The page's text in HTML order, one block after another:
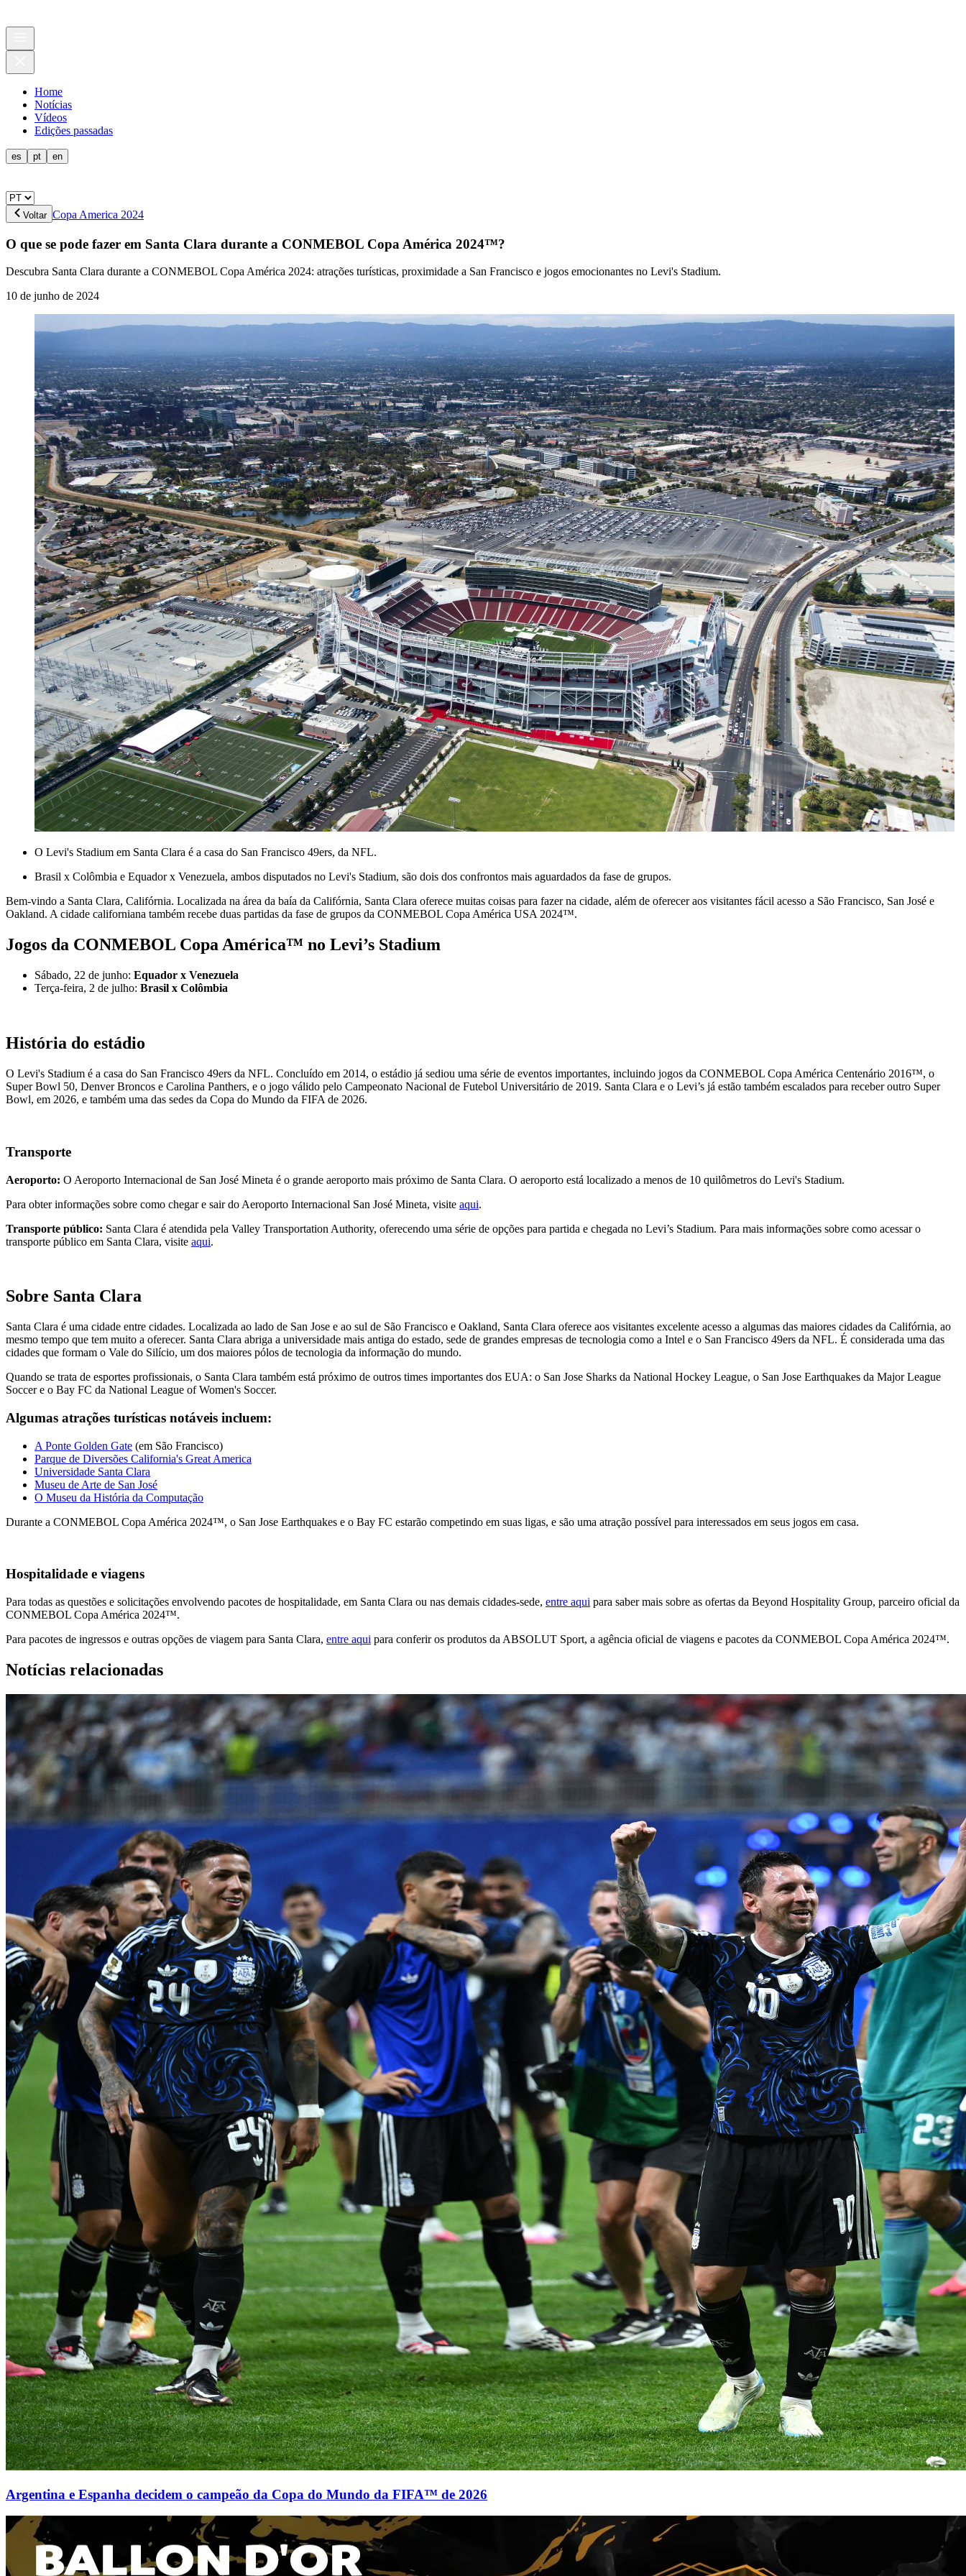
Home
Notícias
Vídeos
Edições passadas
es pt en
Voltar Copa America 2024
O que se pode fazer em Santa Clara durante a CONMEBOL Copa América 2024™?
Descubra Santa Clara durante a CONMEBOL Copa América 2024: atrações turísticas, proximidade a San Francisco e jogos emocionantes no Levi's Stadium.
10 de junho de 2024
O Levi's Stadium em Santa Clara é a casa do San Francisco 49ers, da NFL.
Brasil x Colômbia e Equador x Venezuela, ambos disputados no Levi's Stadium, são dois dos confrontos mais aguardados da fase de grupos.
Bem-vindo a Santa Clara, Califórnia. Localizada na área da baía da Califórnia, Santa Clara oferece muitas coisas para fazer na cidade, além de oferecer aos visitantes fácil acesso a São Francisco, San José e
Oakland. A cidade californiana também recebe duas partidas da fase de grupos da CONMEBOL Copa América USA 2024™.
Jogos da CONMEBOL Copa América™ no Levi’s Stadium
Sábado, 22 de junho: Equador x Venezuela
Terça-feira, 2 de julho: Brasil x Colômbia
História do estádio
O Levi's Stadium é a casa do San Francisco 49ers da NFL. Concluído em 2014, o estádio já sediou uma série de eventos importantes, incluindo jogos da CONMEBOL Copa América Centenário 2016™, o
Super Bowl 50, Denver Broncos e Carolina Panthers, e o jogo válido pelo Campeonato Nacional de Futebol Universitário de 2019. Santa Clara e o Levi’s já estão também escalados para receber outro Super
Bowl, em 2026, e também uma das sedes da Copa do Mundo da FIFA de 2026.
Transporte
Aeroporto: O Aeroporto Internacional de San José Mineta é o grande aeroporto mais próximo de Santa Clara. O aeroporto está localizado a menos de 10 quilômetros do Levi's Stadium.
Para obter informações sobre como chegar e sair do Aeroporto Internacional San José Mineta, visite aqui.
Transporte público: Santa Clara é atendida pela Valley Transportation Authority, oferecendo uma série de opções para partida e chegada no Levi’s Stadium. Para mais informações sobre como acessar o
transporte público em Santa Clara, visite aqui.
Sobre Santa Clara
Santa Clara é uma cidade entre cidades. Localizada ao lado de San Jose e ao sul de São Francisco e Oakland, Santa Clara oferece aos visitantes excelente acesso a algumas das maiores cidades da Califórnia, ao
mesmo tempo que tem muito a oferecer. Santa Clara abriga a universidade mais antiga do estado, sede de grandes empresas de tecnologia como a Intel e o San Francisco 49ers da NFL. É considerada uma das
cidades que formam o Vale do Silício, um dos maiores pólos de tecnologia da informação do mundo.
Quando se trata de esportes profissionais, o Santa Clara também está próximo de outros times importantes dos EUA: o San Jose Sharks da National Hockey League, o San Jose Earthquakes da Major League
Soccer e o Bay FC da National League of Women's Soccer.
Algumas atrações turísticas notáveis ​​incluem:
A Ponte Golden Gate (em São Francisco)
Parque de Diversões California's Great America
Universidade Santa Clara
Museu de Arte de San José
O Museu da História da Computação
Durante a CONMEBOL Copa América 2024™, o San Jose Earthquakes e o Bay FC estarão competindo em suas ligas, e são uma atração possível para interessados em seus jogos em casa.
Hospitalidade e viagens
Para todas as questões e solicitações envolvendo pacotes de hospitalidade, em Santa Clara ou nas demais cidades-sede, entre aqui para saber mais sobre as ofertas da Beyond Hospitality Group, parceiro oficial da
CONMEBOL Copa América 2024™.
Para pacotes de ingressos e outras opções de viagem para Santa Clara, entre aqui para conferir os produtos da ABSOLUT Sport, a agência oficial de viagens e pacotes da CONMEBOL Copa América 2024™.
Notícias relacionadas
Argentina e Espanha decidem o campeão da Copa do Mundo da FIFA™ de 2026